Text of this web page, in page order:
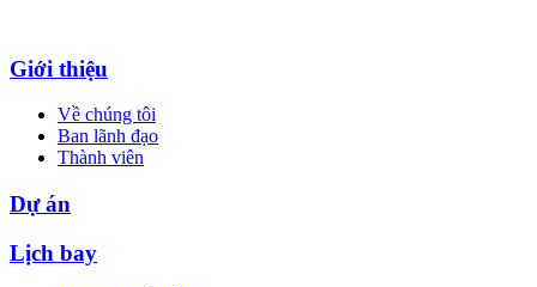
Giới thiệu
Về chúng tôi
Ban lãnh đạo
Thành viên
Dự án
Lịch bay